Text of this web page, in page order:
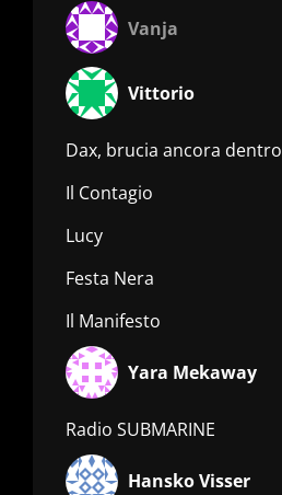
Vanja
Vittorio
Dax, brucia ancora dentro
Il Contagio
Lucy
Festa Nera
Il Manifesto
Yara Mekaway
Radio SUBMARINE
Hansko Visser